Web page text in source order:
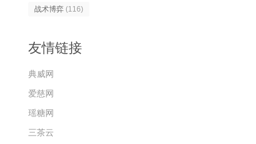
战术博弈 (116)
友情链接
典威网
爱慈网
瑶糖网
三茶云